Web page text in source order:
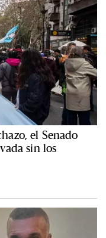
el Senado
sin los